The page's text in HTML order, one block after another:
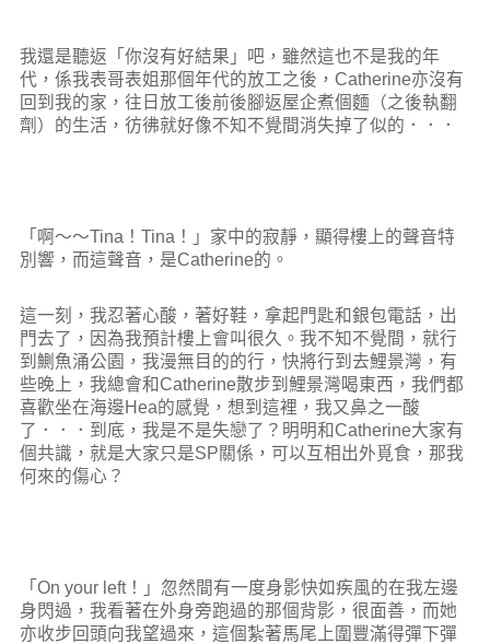
我還是聽返「你沒有好結果」吧，雖然這也不是我的年
代，係我表哥表姐那個年代的放工之後，Catherine亦沒有
回到我的家，往日放工後前後腳返屋企煮個麵（之後執翻
劑）的生活，彷彿就好像不知不覺間消失掉了似的．．．
「啊～～Tina！Tina！」家中的寂靜，顯得樓上的聲音特
別響，而這聲音，是Catherine的。
這一刻，我忍著心酸，著好鞋，拿起門匙和銀包電話，出
門去了，因為我預計樓上會叫很久。我不知不覺間，就行
到鰂魚涌公園，我漫無目的的行，快將行到去鯉景灣，有
些晚上，我總會和Catherine散步到鯉景灣喝東西，我們都
喜歡坐在海邊Hea的感覺，想到這裡，我又鼻之一酸
了．．．到底，我是不是失戀了？明明和Catherine大家有
個共識，就是大家只是SP關係，可以互相出外覓食，那我
何來的傷心？
「On your left！」忽然間有一度身影快如疾風的在我左邊
身閃過，我看著在外身旁跑過的那個背影，很面善，而她
亦收步回頭向我望過來，這個紮著馬尾上圍豐滿得彈下彈